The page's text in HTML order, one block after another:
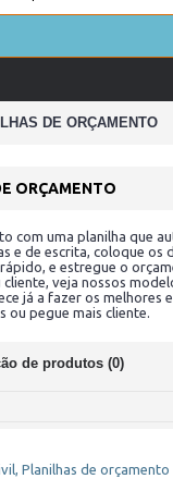
DE ORÇAMENTO
ORÇAMENTO
com uma planilha que
e de escrita, coloque os
e estregue o
veja nossos
já a fazer os melhores
ou pegue mais cliente.
de produtos (0)